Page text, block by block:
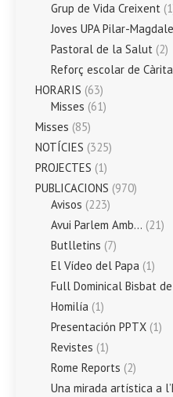
Grup de Vida Creixent
Joves UPA Pilar-
Pastoral de la Salut (2)
Reforç escolar de
HORARIS (63)
Misses (61)
Misses (85)
NOTÍCIES (325)
PROJECTES (1)
PUBLICACIONS (970)
Avisos (223)
Avui Parlem Amb… (21)
Butlletins (7)
El Vídeo del Papa (1)
Full Dominical Bisbat
Homilía (1)
Presentación PPTX (1)
Revistes (1)
Rome Reports (2)
Una mirada artística a